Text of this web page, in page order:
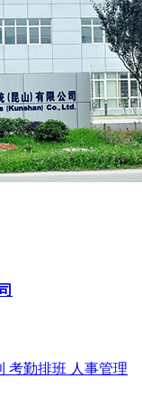
考勤排班 人事管理